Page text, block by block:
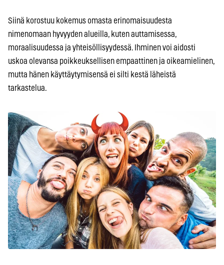
Siinä korostuu kokemus omasta erinomaisuudesta
nimenomaan hyvyyden alueilla, kuten auttamisessa,
moraalisuudessa ja yhteisöllisyydessä. Ihminen voi aidosti
uskoa olevansa poikkeuksellisen empaattinen ja oikeamielinen,
mutta hänen käyttäytymisensä ei silti kestä läheistä
tarkastelua.